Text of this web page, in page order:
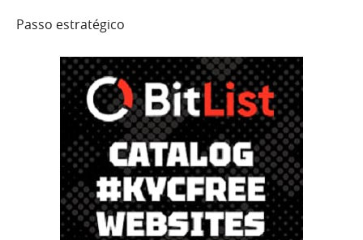
Passo estratégico